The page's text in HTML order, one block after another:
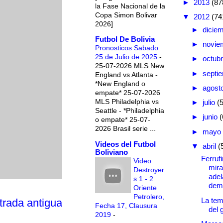
antigua
la Fase Nacional de la
Copa Simon Bolivar
2026]
Futbol De Bolivia
Pronosticos Sabado
25 de Julio de 2025 -
25-07-2026 MLS New
England vs Atlanta -
*New England o
empate* 25-07-2026
MLS Philadelphia vs
Seattle - *Philadelphia
o empate* 25-07-
2026 Brasil serie ...
Videos del Futbol
Boliviano
Video
Destroyer
s 1 - 2
Oriente
Petrolero,
Fecha 17, Clausura
2019 -
► 2013
▼ 2012
►
►
►
►
►
► julio
► junio
► mayo
▼ abril
La
del